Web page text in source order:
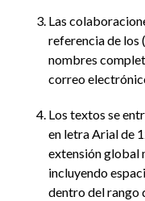
Las
referencia de los
nombres
correo
Los textos se
en letra Arial de
extensión global
incluyendo
dentro del rango